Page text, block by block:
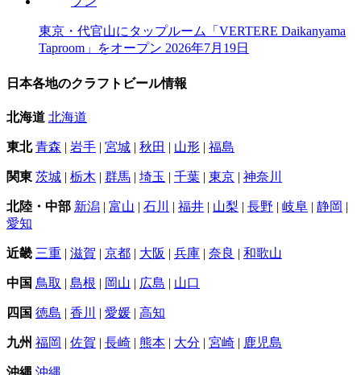
東京・代官山にタップルーム「VERTERE Daikanyama
Taproom」をオープン 2026年7月19日
日本各地のクラフトビール情報
北海道 北海道
東北 青森 | 岩手 | 宮城 | 秋田 | 山形 | 福島
関東 茨城 | 栃木 | 群馬 | 埼玉 | 千葉 | 東京 | 神奈川
北陸・中部 新潟 | 富山 | 石川 | 福井 | 山梨 | 長野 | 岐阜 | 静岡 |
愛知
近畿 三重 | 滋賀 | 京都 | 大阪 | 兵庫 | 奈良 | 和歌山
中国 鳥取 | 島根 | 岡山 | 広島 | 山口
四国 徳島 | 香川 | 愛媛 | 高知
九州 福岡 | 佐賀 | 長崎 | 熊本 | 大分 | 宮崎 | 鹿児島
沖縄 沖縄